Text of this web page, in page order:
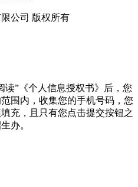
公司 版权所有
读”《个人信息授权书》后，您
围内，收集您的手机号码，您
充，且只有您点击提交按钮之
办。